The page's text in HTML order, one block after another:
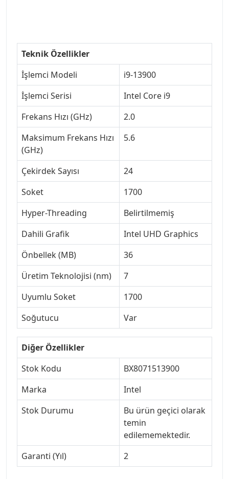
Teknik Özellikler
İşlemci Modeli
i9-13900
İşlemci Serisi
Intel Core i9
Frekans Hızı (GHz)
2.0
Maksimum Frekans Hızı
(GHz)
5.6
Çekirdek Sayısı
24
Soket
1700
Hyper-Threading
Belirtilmemiş
Dahili Grafik
Intel UHD Graphics
Önbellek (MB)
36
Üretim Teknolojisi (nm)
7
Uyumlu Soket
1700
Soğutucu
Var
Diğer Özellikler
Stok Kodu
BX8071513900
Marka
Intel
Stok Durumu
Bu ürün geçici olarak
temin
edilememektedir.
Garanti (Yıl)
2